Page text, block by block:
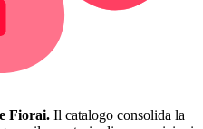
Fiorai. Il catalogo consolida la